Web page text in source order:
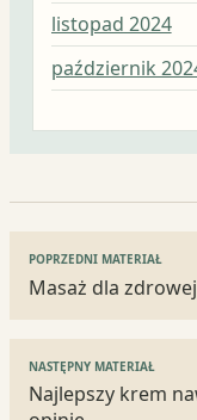
listopad 2024
październik
Nawigacja
wpisu
POPRZEDNI MATERIAŁ
Masaż dla
NASTĘPNY MATERIAŁ
Najlepszy krem